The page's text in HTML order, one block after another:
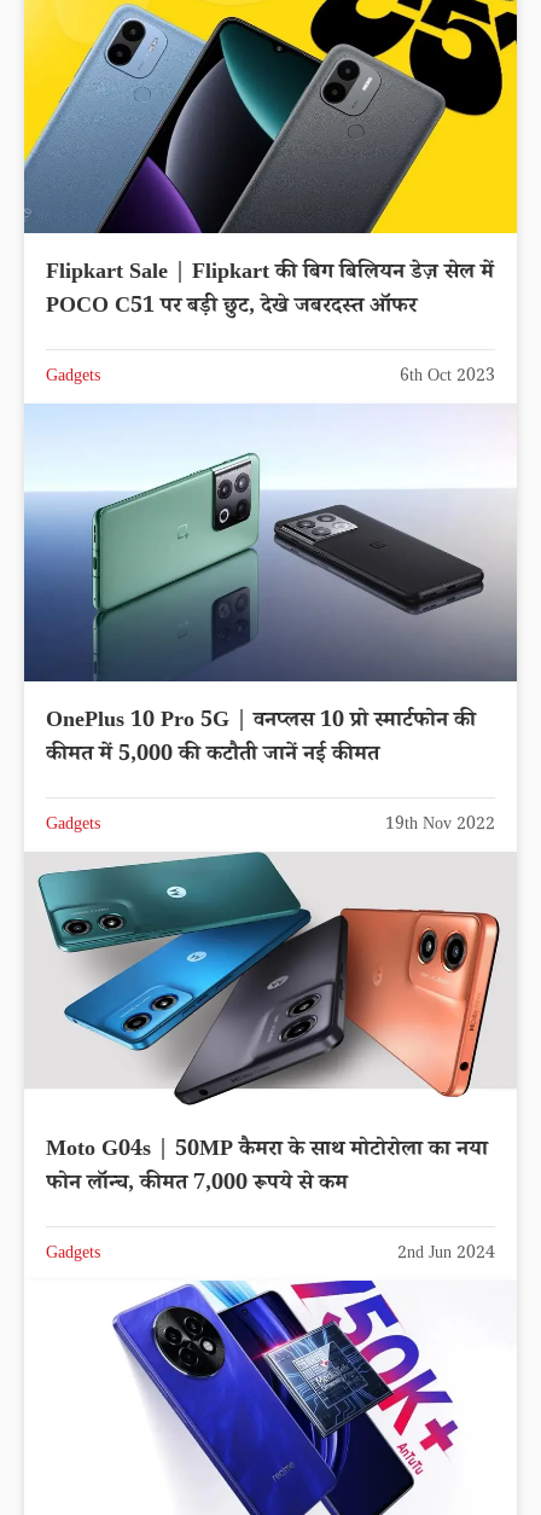
Flipkart Sale | Flipkart की बिग बिलियन डेज़ सेल में
POCO C51 पर बड़ी छुट, देखे जबरदस्त ऑफर
Gadgets 6th Oct 2023
OnePlus 10 Pro 5G | वनप्लस 10 प्रो स्मार्टफोन की
कीमत में 5,000 की कटौती जानें नई कीमत
Gadgets 19th Nov 2022
Moto G04s | 50MP कैमरा के साथ मोटोरोला का नया
फोन लॉन्च, कीमत 7,000 रूपये से कम
Gadgets 2nd Jun 2024